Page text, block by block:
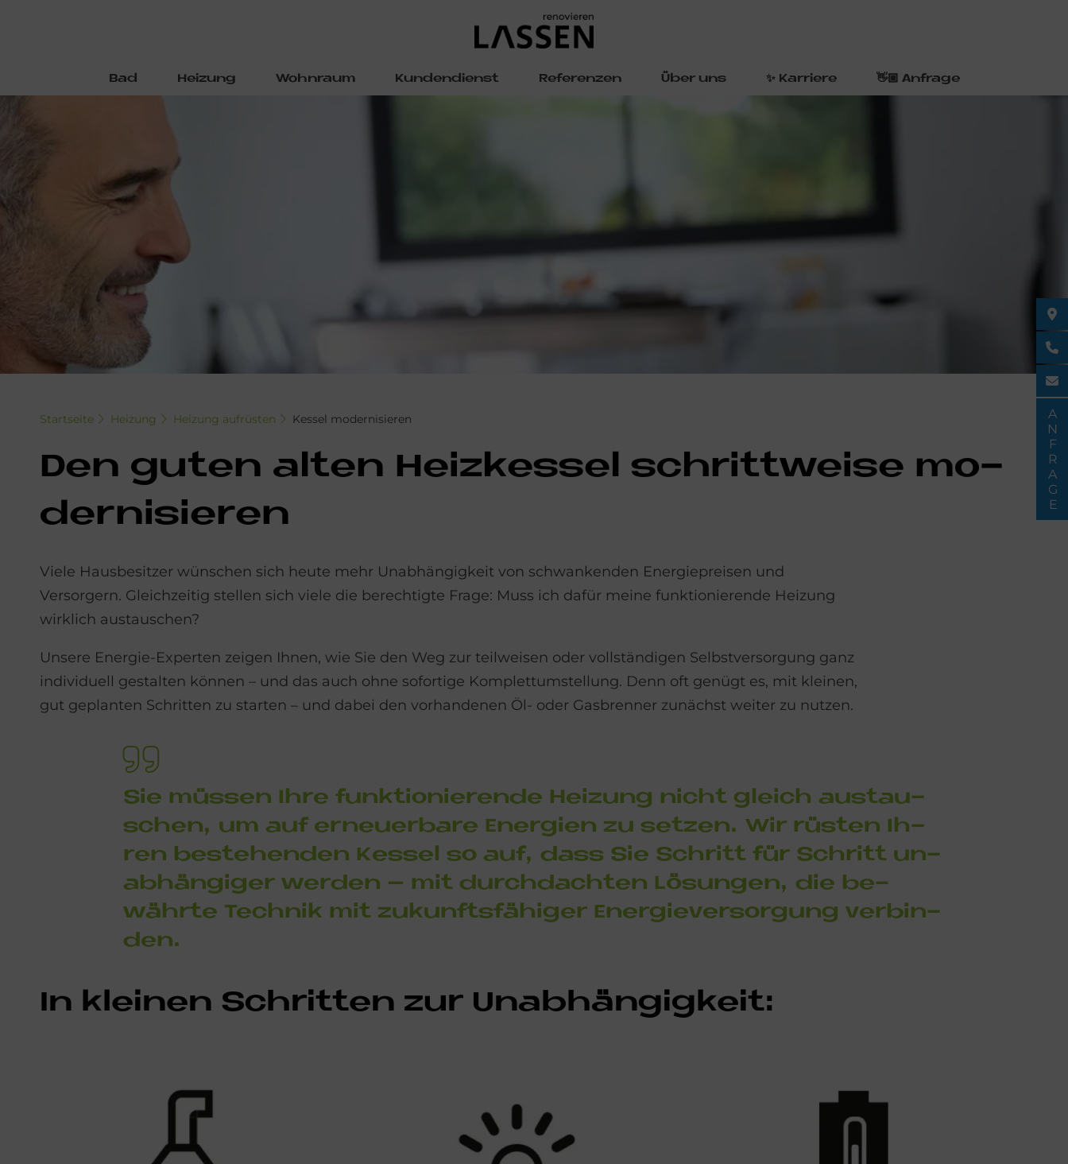
Bad Heizung Wohnraum Kundendienst Referenzen Über uns ✨ Karriere 👋🏼 Anfrage
Startseite Heizung Heizung aufrüsten Kessel modernisieren
Den gu­ten al­ten Heiz­kes­sel schritt­wei­se mo­
der­ni­sie­ren
Viele Hausbesitzer wünschen sich heute mehr Unabhängigkeit von schwankenden Energiepreisen und
Versorgern. Gleichzeitig stellen sich viele die berechtigte Frage: Muss ich dafür meine funktionierende Heizung
wirklich austauschen?
Unsere Energie-Experten zeigen Ihnen, wie Sie den Weg zur teilweisen oder vollständigen Selbstversorgung ganz
individuell gestalten können – und das auch ohne sofortige Komplettumstellung. Denn oft genügt es, mit kleinen,
gut geplanten Schritten zu starten – und dabei den vorhandenen Öl- oder Gasbrenner zunächst weiter zu nutzen.
Sie müs­sen Ihre funk­tio­nie­ren­de Hei­zung nicht gleich aus­tau­
schen, um auf er­neu­er­ba­re En­er­gi­en zu set­zen. Wir rü­sten Ih­
ren be­stehen­den Kes­sel so auf, dass Sie Schritt für Schritt un­
ab­hän­gi­ger wer­den – mit durch­dach­ten Lö­sun­gen, die be­
währ­te Tech­nik mit zu­kunfts­fä­hi­ger En­er­gie­ver­sor­gung ver­bin­
den.
In klei­nen Schrit­ten zur Un­ab­hän­gig­keit:
ANFRAGE